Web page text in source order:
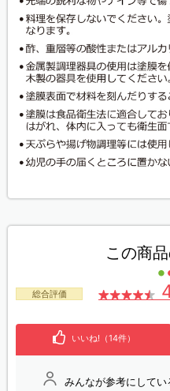
この商
総合評価
いいね!（14件）
みんなが参考にしてい